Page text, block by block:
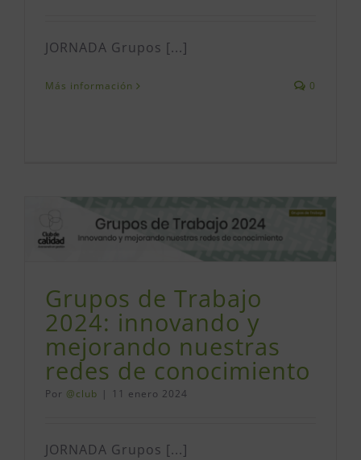
JORNADA Grupos [...]
Más información 0
Grupos de Trabajo
2024: innovando y
mejorando nuestras
redes de conocimiento
Por @club | 11 enero 2024
JORNADA Grupos [...]